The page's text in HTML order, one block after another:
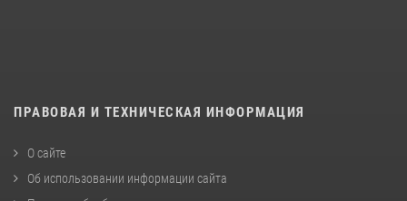
ПРАВОВАЯ И ТЕХНИЧЕСКАЯ ИНФОРМАЦИЯ
О сайте
Об использовании информации сайта